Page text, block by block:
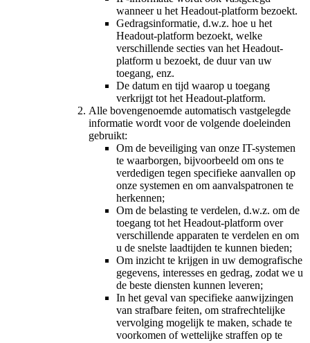
wanneer u het Headout-platform bezoekt.
Gedragsinformatie, d.w.z. hoe u het
Headout-platform bezoekt, welke
verschillende secties van het Headout-
platform u bezoekt, de duur van uw
toegang, enz.
De datum en tijd waarop u toegang
verkrijgt tot het Headout-platform.
Alle bovengenoemde automatisch vastgelegde
informatie wordt voor de volgende doeleinden
gebruikt:
Om de beveiliging van onze IT-systemen
te waarborgen, bijvoorbeeld om ons te
verdedigen tegen specifieke aanvallen op
onze systemen en om aanvalspatronen te
herkennen;
Om de belasting te verdelen, d.w.z. om de
toegang tot het Headout-platform over
verschillende apparaten te verdelen en om
u de snelste laadtijden te kunnen bieden;
Om inzicht te krijgen in uw demografische
gegevens, interesses en gedrag, zodat we u
de beste diensten kunnen leveren;
In het geval van specifieke aanwijzingen
van strafbare feiten, om strafrechtelijke
vervolging mogelijk te maken, schade te
voorkomen of wettelijke straffen op te